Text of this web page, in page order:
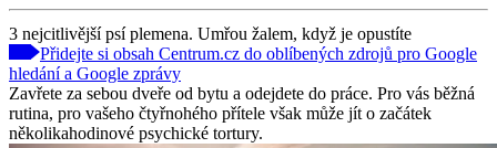
3 nejcitlivější psí plemena. Umřou žalem, když je opustíte
Přidejte si obsah Centrum.cz do oblíbených zdrojů pro Google
hledání a Google zprávy
Zavřete za sebou dveře od bytu a odejdete do práce. Pro vás běžná
rutina, pro vašeho čtyřnohého přítele však může jít o začátek
několikahodinové psychické tortury.